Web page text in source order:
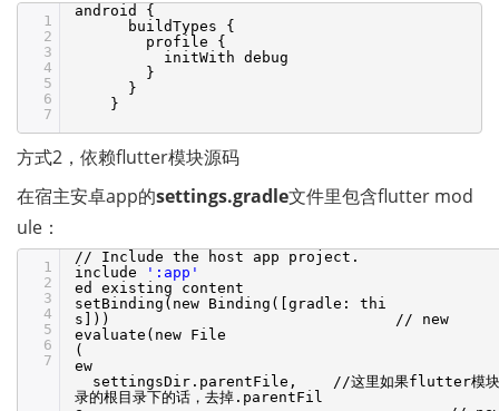
1
2
3
4
5
6
7
android {
buildTypes {
profile {
initWith debug
}
}
}
方式2，依赖flutter模块源码
在宿主安卓app的settings.gradle文件里包含flutter mod
ule：
1
2
3
4
5
6
7
//
Include the host app project.
include
':app'
ed existing content
setBinding(new Binding([gradle: thi
s]))
//
new
evaluate(new File
ew
settingsDir.parentFile,
//这里如果flutter模块
录的根目录下的话，去掉.parentFil